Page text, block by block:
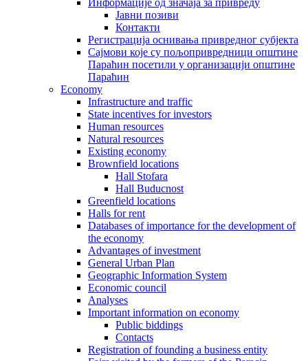
Информације од значаја за привреду
Јавни позиви
Контакти
Регистрација оснивања привредног субјекта
Сајмови које су пољопривредници општине
Параћин посетили у организацији општине
Параћин
Economy
Infrastructure and traffic
State incentives for investors
Human resources
Natural resources
Existing economy
Brownfield locations
Hall Stofara
Hall Buducnost
Greenfield locations
Halls for rent
Databases of importance for the development of
the economy
Advantages of investment
General Urban Plan
Geographic Information System
Еconomic council
Analyses
Important information on economy
Public biddings
Contacts
Registration of founding a business entity